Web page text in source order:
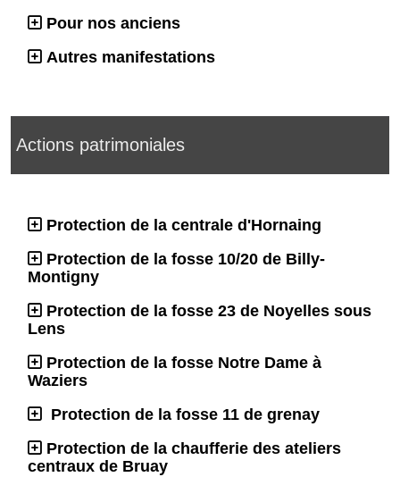
Pour nos anciens
Autres manifestations
Actions patrimoniales
Protection de la centrale d'Hornaing
Protection de la fosse 10/20 de Billy-
Montigny
Protection de la fosse 23 de Noyelles sous
Lens
Protection de la fosse Notre Dame à
Waziers
Protection de la fosse 11 de grenay
Protection de la chaufferie des ateliers
centraux de Bruay